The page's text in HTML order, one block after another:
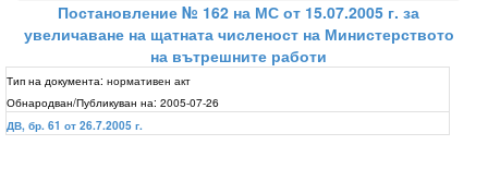
Постановление № 162 на МС от 15.07.2005 г. за
увеличаване на щатната численост на Министерството
на вътрешните работи
Тип на документа: нормативен акт
Обнародван/Публикуван на: 2005-07-26
ДВ, бр. 61 от 26.7.2005 г.